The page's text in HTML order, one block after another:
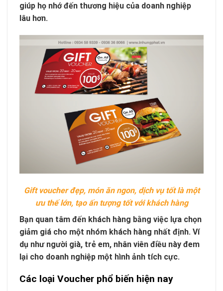
giúp họ nhớ đến thương hiệu của doanh nghiệp
lâu hơn.
Gift voucher đẹp, món ăn ngon, dịch vụ tốt là một
ưu thế lớn, tạo ấn tượng tốt với khách hàng
Bạn quan tâm đến khách hàng bằng việc lựa chọn
giảm giá cho một nhóm khách hàng nhất định. Ví
dụ như người già, trẻ em, nhân viên điều này đem
lại cho doanh nghiệp một hình ảnh tích cực.
Các loại Voucher phổ biến hiện nay